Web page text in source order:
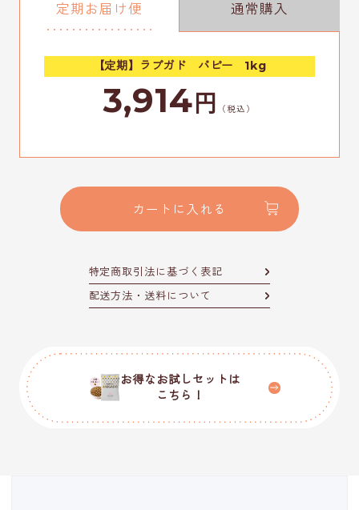
定期お届け便 通常購入
【定期】ラブガド パピー 1kg
3,914 円 （税込）
カートに入れる
特定商取引法に基づく表記
配送方法・送料について
お得なお試しセットは
こちら！